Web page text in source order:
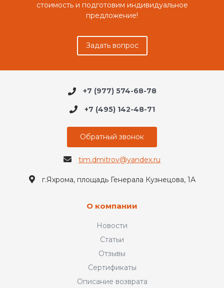
стоимость и подготовим индивидуальное
предложение!
Задать вопрос
+7 (977) 574-68-78
+7 (495) 142-48-71
Обратный звонок
tim.dmitrov@yandex.ru
г.Яхрома, площадь Генерала Кузнецова, 1А
О компании
Новости
Статьи
Отзывы
Сертификаты
Описание возврата